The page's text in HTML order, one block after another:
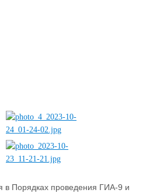
в Порядках проведения ГИА-9 и